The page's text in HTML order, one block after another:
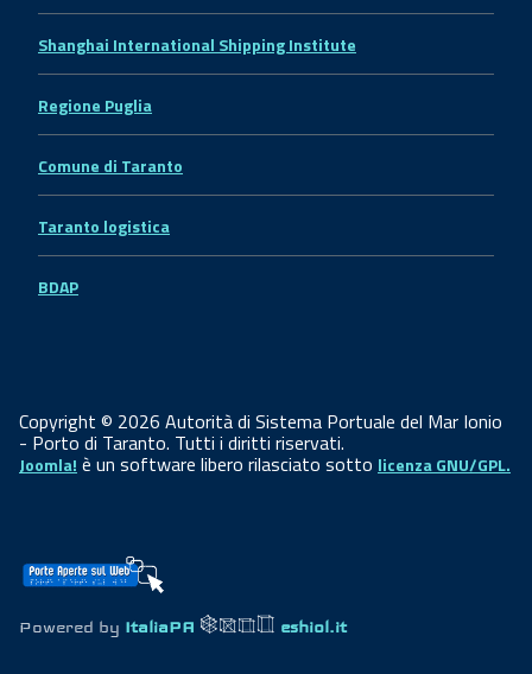
Shanghai International Shipping Institute
Regione Puglia
Comune di Taranto
Taranto logistica
BDAP
Copyright © 2026 Autorità di Sistema Portuale del Mar Ionio
- Porto di Taranto. Tutti i diritti riservati.
Joomla! è un software libero rilasciato sotto licenza GNU/GPL.
Powered by ItaliaPA eshiol.it